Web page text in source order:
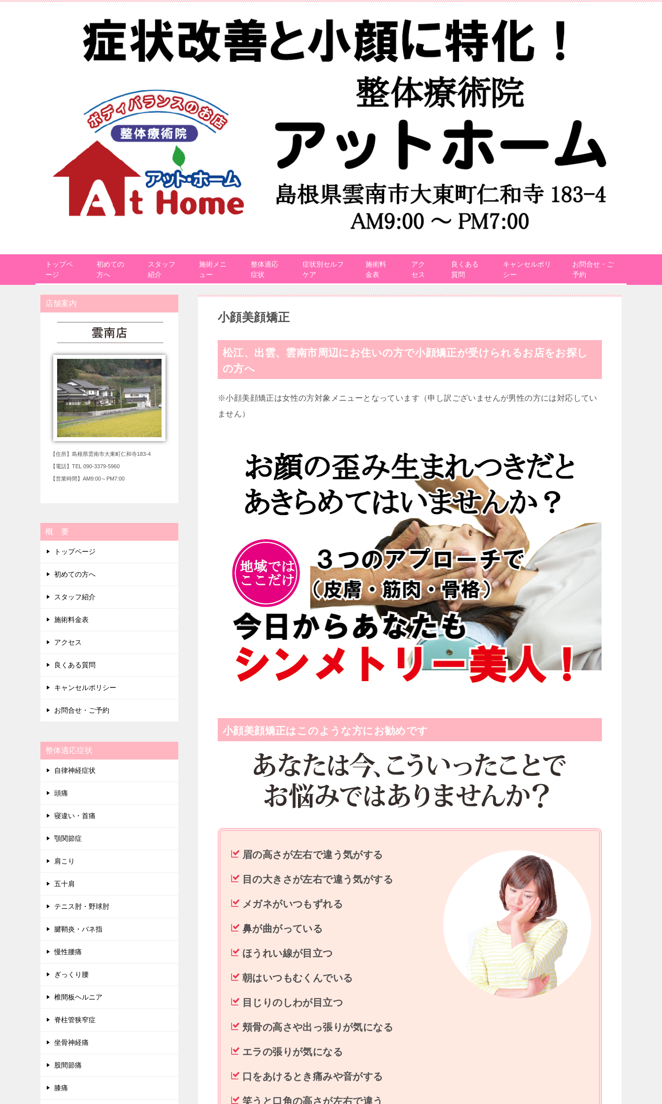
トップペ
ージ
初めての
方へ
スタッフ
紹介
施術メニ
ュー
整体適応
症状
症状別セルフ
ケア
施術料
金表
アク
セス
良くある
質問
キャンセルポリ
シー
お問合せ・ご
予約
小顔美顔矯正
松江、出雲、雲南市周辺にお住いの方で小顔矯正が受けられるお店をお探し
の方へ
※小顔美顔矯正は女性の方対象メニューとなっています（申し訳ございませんが男性の方には対応してい
ません）
小顔美顔矯正はこのような方にお勧めです
眉の高さが左右で違う気がする
目の大きさが左右で違う気がする
メガネがいつもずれる
鼻が曲がっている
ほうれい線が目立つ
朝はいつもむくんでいる
目じりのしわが目立つ
頬骨の高さや出っ張りが気になる
エラの張りが気になる
口をあけるとき痛みや音がする
笑うと口角の高さが左右で違う
店舗案内
【住所】島根県雲南市大東町仁和寺183-4
【電話】TEL 090-3379-5960
【営業時間】AM9:00～PM7:00
概 要
トップページ
初めての方へ
スタッフ紹介
施術料金表
アクセス
良くある質問
キャンセルポリシー
お問合せ・ご予約
整体適応症状
自律神経症状
頭痛
寝違い・首痛
顎関節症
肩こり
五十肩
テニス肘・野球肘
腱鞘炎・バネ指
慢性腰痛
ぎっくり腰
椎間板ヘルニア
脊柱管狭窄症
坐骨神経痛
股間節痛
膝痛